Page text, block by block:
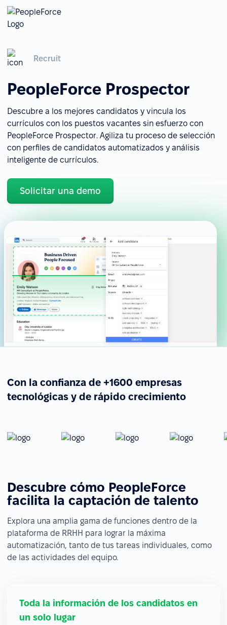
Recruit
PeopleForce Prospector
Descubre a los mejores candidatos y vincula los
currículos con los puestos vacantes sin esfuerzo con
PeopleForce Prospector. Agiliza tu proceso de selección
con perfiles de candidatos automatizados y análisis
inteligente de currículos.
Solicitar una demo
Con la confianza de +1600 empresas
tecnológicas y de rápido crecimiento
Descubre cómo PeopleForce
facilita la captación de talento
Explora una amplia gama de funciones dentro de la
plataforma de RRHH para lograr la máxima
automatización, tanto de tus tareas individuales, como
de las actividades del equipo.
Toda la información de los candidatos en
un solo lugar